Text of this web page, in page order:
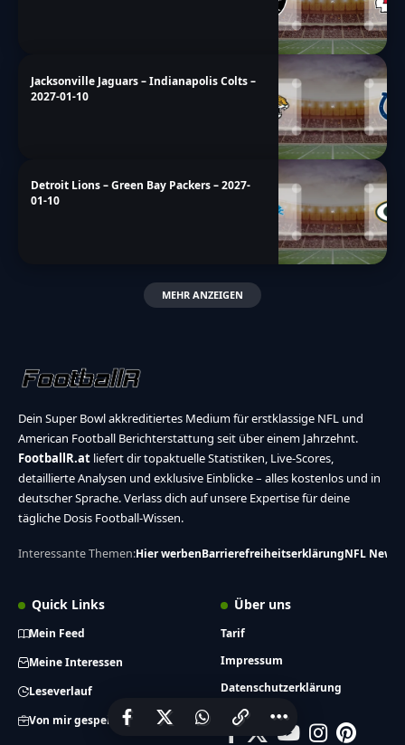
Jacksonville Jaguars – Indianapolis Colts –
2027-01-10
Detroit Lions – Green Bay Packers – 2027-
01-10
MEHR ANZEIGEN
Dein Super Bowl akkreditiertes Medium für erstklassige NFL und
American Football Berichterstattung seit über einem Jahrzehnt.
FootballR.at liefert dir topaktuelle Statistiken, Live-Scores,
detaillierte Analysen und exklusive Einblicke – alles kostenlos und in
deutscher Sprache. Verlass dich auf unsere Expertise für deine
tägliche Dosis Football-Wissen.
Interessante Themen:Hier werbenBarrierefreiheitserklärungNFL News
Quick Links
Mein Feed
Meine Interessen
Leseverlauf
Von mir gespeichert
Über uns
Tarif
Impressum
Datenschutzerklärung